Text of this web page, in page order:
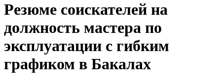
Резюме соискателей на
должность мастера по
эксплуатации с гибким
графиком в Бакалах